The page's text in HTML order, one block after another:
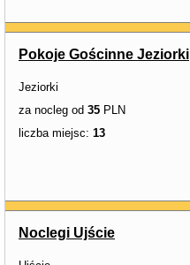
Pokoje Gościnne Jeziorki
Jeziorki
za nocleg od 35 PLN
liczba miejsc: 13
Noclegi Ujście